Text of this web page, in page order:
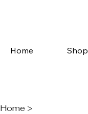
Home Shop
Home >